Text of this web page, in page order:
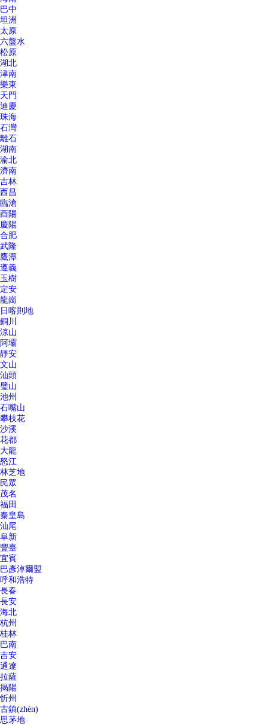
巴中
坦洲
太原
六盤水
松原
湖北
津南
樂東
天門
迪慶
珠海
石灣
離石
湖南
渝北
濟南
吉林
西昌
臨滄
酉陽
慶陽
合肥
武隆
鷹潭
遵義
玉樹
定安
龍崗
日喀則地
銅川
涼山
阿壩
靜安
文山
汕頭
璧山
池州
石嘴山
攀枝花
沙溪
花都
大龍
怒江
林芝地
民眾
茂名
福田
秦皇島
汕尾
阜新
豐臺
宜賓
巴彥淖爾盟
呼和浩特
長春
長安
海北
杭州
桂林
巴南
吉安
通遼
拉薩
揭陽
忻州
古鎮(zhèn)
思茅地